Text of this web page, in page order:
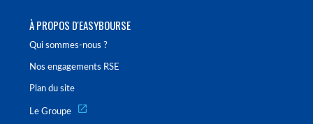
À PROPOS D'EASYBOURSE
Qui sommes-nous ?
Nos engagements RSE
Plan du site
Le Groupe